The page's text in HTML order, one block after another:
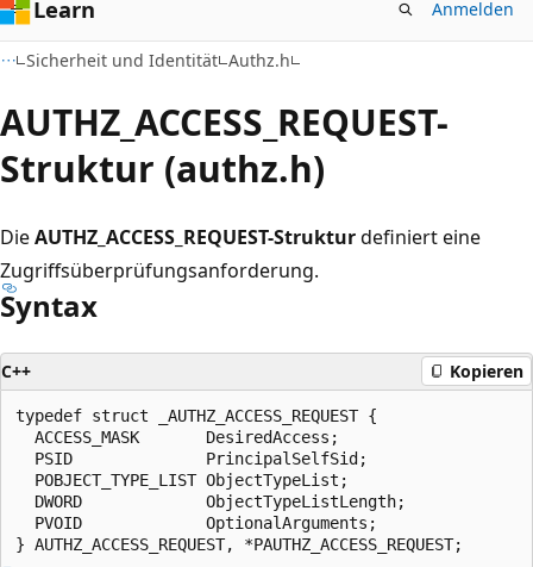
Learn Anmelden
Sicherheit und Identität Authz.h
AUTHZ_ACCESS_REQUEST-
Struktur (authz.h)
DieAUTHZ_ACCESS_REQUEST-Strukturdefiniert eine
Zugriffsüberprüfungsanforderung.
Syntax
C++ Kopieren
typedef struct _AUTHZ_ACCESS_REQUEST {
  ACCESS_MASK       DesiredAccess;
  PSID              PrincipalSelfSid;
  POBJECT_TYPE_LIST ObjectTypeList;
  DWORD             ObjectTypeListLength;
  PVOID             OptionalArguments;